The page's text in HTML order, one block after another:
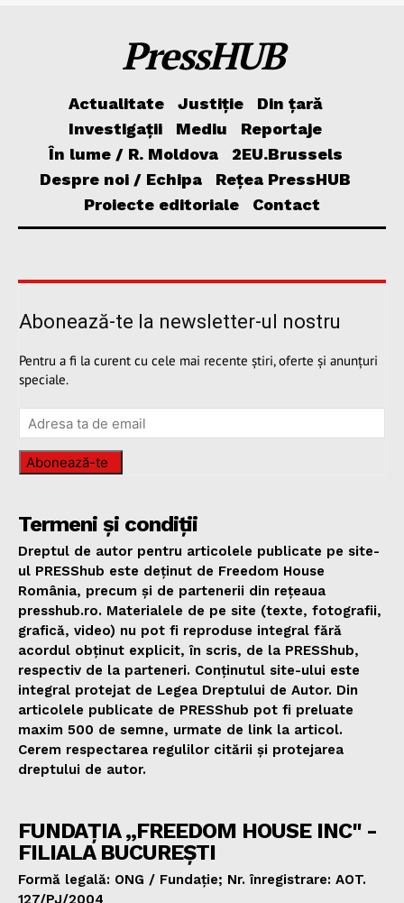
PressHUB
Actualitate Justiție
Din țară
Investigații
Mediu
Reportaje
În lume / R. Moldova
2EU.Brussels
Despre noi / Echipa
Rețea PressHUB
Proiecte editoriale
Contact
Abonează-te la newsletter-ul nostru
Pentru a fi la curent cu cele mai recente știri, oferte și anunțuri
speciale.
Abonează-te
Termeni și condiții
Dreptul de autor pentru articolele publicate pe site-
ul PRESShub este deținut de Freedom House
România, precum și de partenerii din rețeaua
presshub.ro. Materialele de pe site (texte, fotografii,
grafică, video) nu pot fi reproduse integral fără
acordul obținut explicit, în scris, de la PRESShub,
respectiv de la parteneri. Conținutul site-ului este
integral protejat de Legea Dreptului de Autor. Din
articolele publicate de PRESShub pot fi preluate
maxim 500 de semne, urmate de link la articol.
Cerem respectarea regulilor citării și protejarea
dreptului de autor.
FUNDAȚIA „FREEDOM HOUSE INC" -
FILIALA BUCUREȘTI
Formă legală: ONG / Fundație; Nr. înregistrare: AOT.
127/PJ/2004